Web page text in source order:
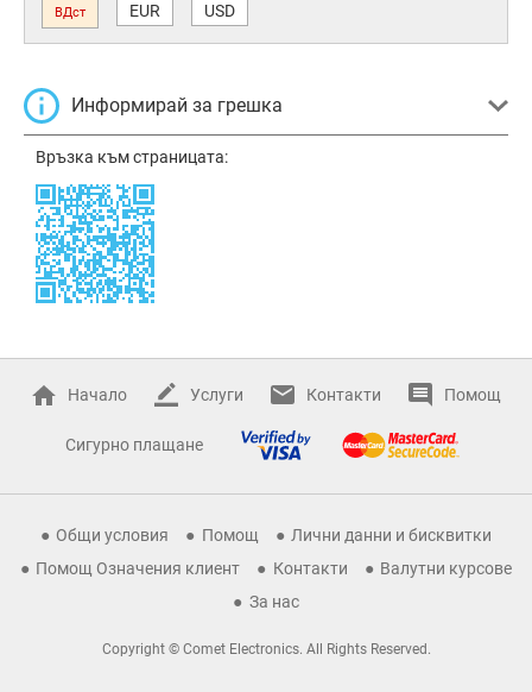
ВДст EUR USD
Информирай за грешка
Връзка към страницата:
Начало Услуги Контакти Помощ
Сигурно плащане
Общи условия Помощ
Лични данни и бисквитки
Помощ Означения клиент
Контакти
Валутни курсове
За нас
Copyright © Comet Electronics. All Rights Reserved.